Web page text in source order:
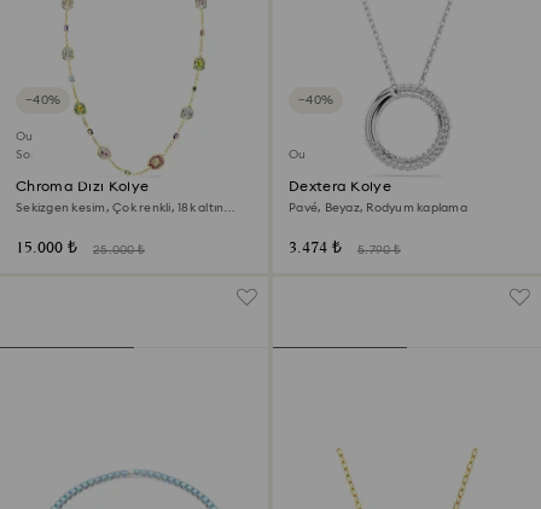
−40%
Outlet
Son Şans
Chroma Dizi Kolye
Sekizgen kesim, Çok renkli, 18k altın
15.000 ₺ 25.000 ₺
−40%
Outlet
Dextera Kolye
Pavé, Beyaz, Rodyum kaplama
3.474 ₺ 5.790 ₺